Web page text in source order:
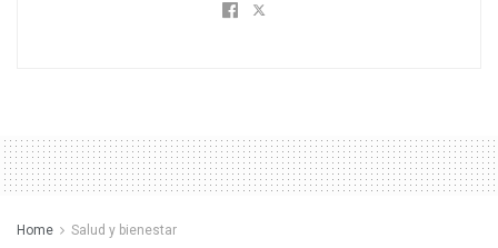
Home Salud y bienestar